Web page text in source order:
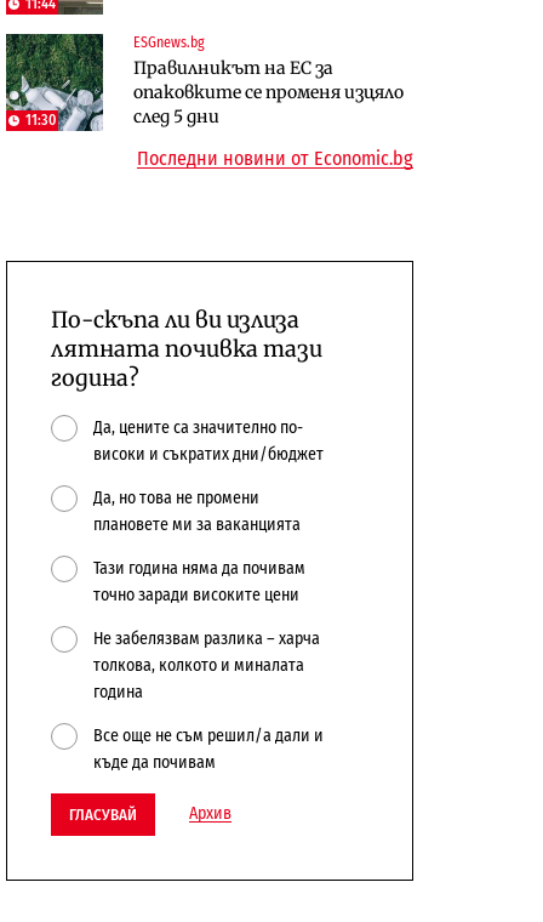
11:30
ESGnews.bg
Правилникът на ЕС за
опаковките се променя изцяло
след 5 дни
Компании
„Ендуросат“ ще строи огромен
център в Доброславци
Енергетика
Държавният ТЕЦ „Марица
изток 2“ работи с 5 блока
Последни новини от Economic.bg
По-скъпа ли ви излиза
лятната почивка тази
година?
Да, цените са значително по-
високи и съкратих дни/бюджет
Да, но това не промени
плановете ми за ваканцията
Тази година няма да почивам
точно заради високите цени
Не забелязвам разлика – харча
толкова, колкото и миналата
година
Все още не съм решил/а дали и
къде да почивам
ГЛАСУВАЙ Архив